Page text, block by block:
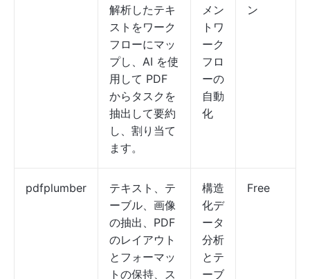
解析したテキ
ストをワーク
フローにマッ
プし、AI を使
用して PDF
からタスクを
抽出して要約
し、割り当て
ます。
メン
トワ
ーク
フロ
ーの
自動
化
ン
pdfplumber
テキスト、テ
ーブル、画像
の抽出、PDF
のレイアウト
とフォーマッ
トの保持、ス
構造
化デ
ータ
分析
とテ
ーブ
Free